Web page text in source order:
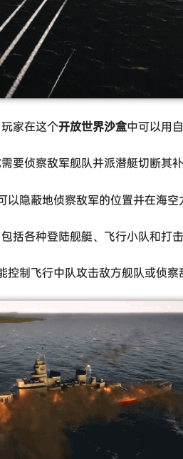
玩家在这个开放世界沙盒中可以用
要侦察敌军舰队并派潜艇切断其补
以隐蔽地侦察敌军的位置并在海
括各种登陆舰艇、飞行小队和打
控制飞行中队攻击敌方舰队或侦察